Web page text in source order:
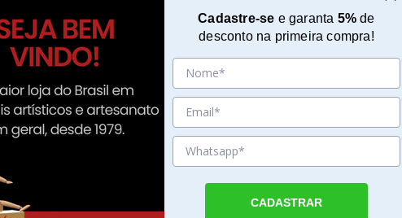
Pintura Artesanal Scrapbook
breadcrumbs.nossas-lojas
10% OFF 10% OFF
Cadastre-se e garanta 5%de
desconto na primeira compra!
CADASTRAR